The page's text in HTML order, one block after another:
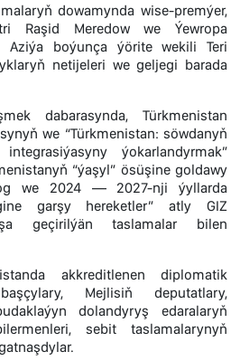
dowamynda wise-premýer,
Raşid Meredow we Ýewropa
Aziýa boýunça ýörite wekili Teri
netijeleri we geljegi barada
dabarasynda, Türkmenistan
we “Türkmenistan: söwdanyň
ýokarlandyrmak”
“ýaşyl” ösüşine goldawy
we 2024 — 2027-nji ýyllarda
garşy hereketler” atly GIZ
geçirilýän taslamalar bilen
akkreditlenen diplomatik
Mejlisiň deputatlary,
dolandyryş edaralaryň
sebit taslamalarynyň